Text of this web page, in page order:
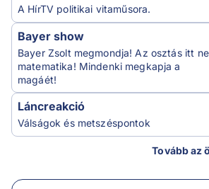
A HírTV politikai vitaműsora.
Bayer show
Bayer Zsolt megmondja! Az osztás itt
matematika! Mindenki megkapja a
magáét!
Láncreakció
Válságok és metszéspontok
Tovább az